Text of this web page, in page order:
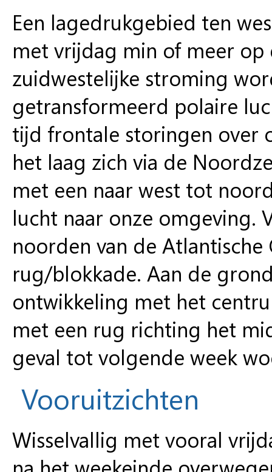
Een lagedrukgebied ten
met vrijdag min of meer
zuidwestelijke stroming
getransformeerd polaire
tijd frontale storingen over
het laag zich via de
met een naar west tot
lucht naar onze omgeving.
noorden van de Atlantische
rug/blokkade. Aan de
ontwikkeling met het
met een rug richting het
geval tot volgende week
Vooruitzichten
Wisselvallig met vooral